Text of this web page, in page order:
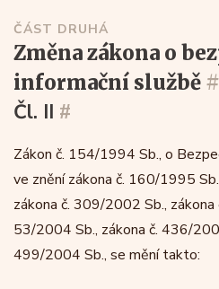
ČÁST DRUHÁ
změna zákona o bezpečnostní
informační službě #
Čl. II #
Zákon č. 154/1994 Sb., o
ve znění zákona č. 160/1995
zákona č. 309/2002 Sb.,
53/2004 Sb., zákona č. 436/
499/2004 Sb., se mění takto: